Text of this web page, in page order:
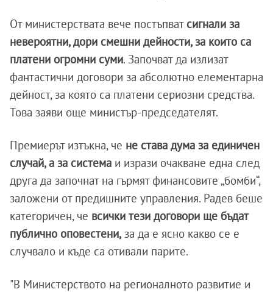
От министерствата вече постъпват сигнали за
невероятни, дори смешни дейности, за които са
платени огромни суми. Започват да излизат
фантастични договори за абсолютно елементарна
дейност, за която са платени сериозни средства.
Това заяви още министър-председателят.
Премиерът изтъкна, че не става дума за единичен
случай, а за система и изрази очакване една след
друга да започнат на гърмят финансовите „бомби“,
заложени от предишните управления. Радев беше
категоричен, че всички тези договори ще бъдат
публично оповестени, за да е ясно какво се е
случвало и къде са отивали парите.
"В Министерството на регионалното развитие и